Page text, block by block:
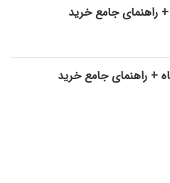
راهنمای جامع خرید
+ راهنمای جامع خرید